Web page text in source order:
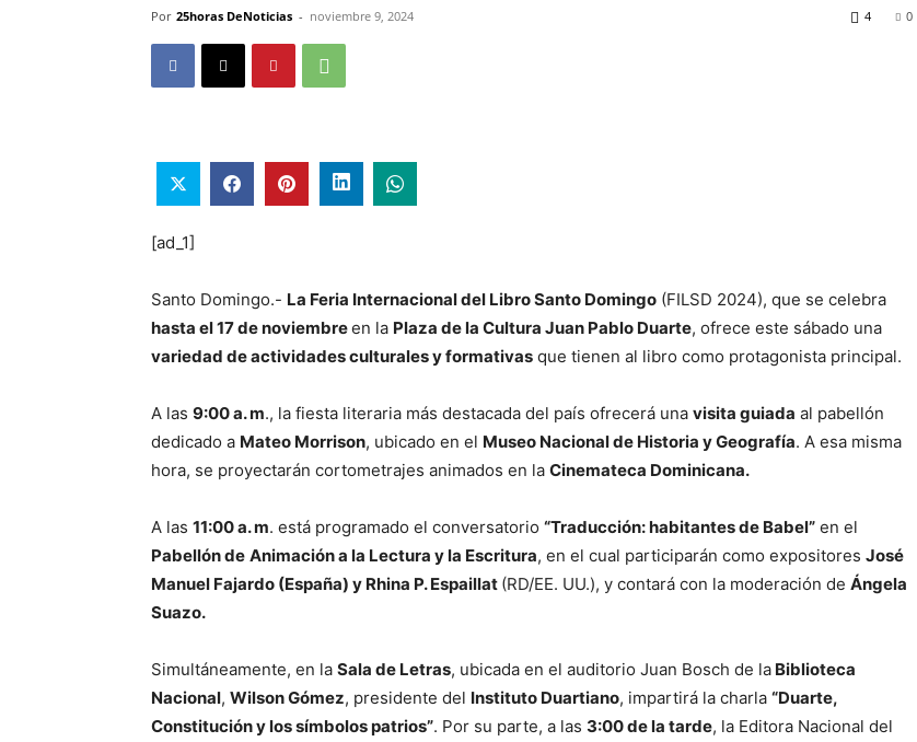
Por 25horas DeNoticias - noviembre 9, 2024 0
4
[ad_1]
Santo Domingo.- La Feria Internacional del Libro Santo Domingo (FILSD 2024), que se celebra
hasta el 17 de noviembreen la Plaza de la Cultura Juan Pablo Duarte, ofrece este sábado una
variedad de actividades culturales y formativas que tienen al libro como protagonista principal.
A las 9:00 a. m., la fiesta literaria más destacada del país ofrecerá una visita guiada al pabellón
dedicado a Mateo Morrison, ubicado en el Museo Nacional de Historia y Geografía. A esa misma
hora, se proyectarán cortometrajes animados en la Cinemateca Dominicana.
A las 11:00 a. m. está programado el conversatorio “Traducción: habitantes de Babel” en el
Pabellón de Animación a la Lectura y la Escritura, en el cual participarán como expositores José
Manuel Fajardo (España) y Rhina P. Espaillat (RD/EE. UU.), y contará con la moderación de Ángela
Suazo.
Simultáneamente, en la Sala de Letras, ubicada en el auditorio Juan Bosch de la Biblioteca
Nacional, Wilson Gómez, presidente del Instituto Duartiano, impartirá la charla “Duarte,
Constitución y los símbolos patrios”. Por su parte, a las 3:00 de la tarde, la Editora Nacional del